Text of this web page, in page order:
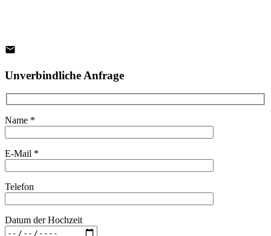
Unverbindliche Anfrage
Name *
E-Mail *
Telefon
Datum der Hochzeit